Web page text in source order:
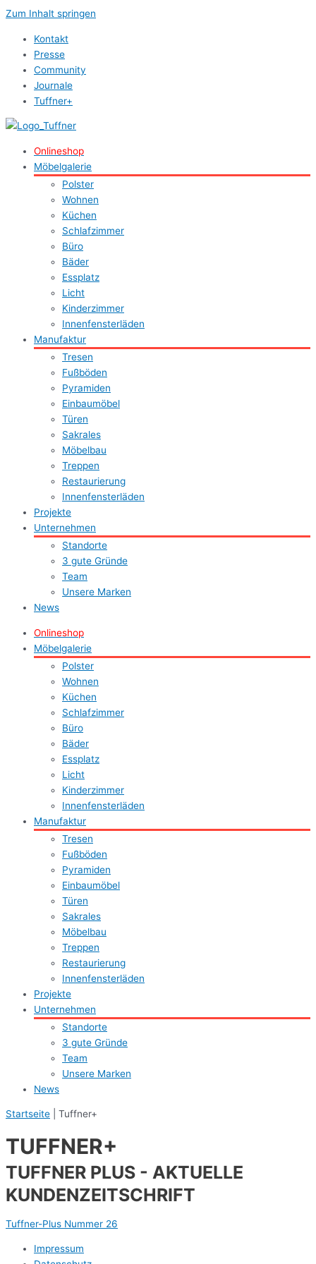
Zum Inhalt springen
Kontakt
Presse
Community
Journale
Tuffner+
Onlineshop
Möbelgalerie
Polster
Wohnen
Küchen
Schlafzimmer
Büro
Bäder
Essplatz
Licht
Kinderzimmer
Innenfensterläden
Manufaktur
Tresen
Fußböden
Pyramiden
Einbaumöbel
Türen
Sakrales
Möbelbau
Treppen
Restaurierung
Innenfensterläden
Projekte
Unternehmen
Standorte
3 gute Gründe
Team
Unsere Marken
News
Onlineshop
Möbelgalerie
Polster
Wohnen
Küchen
Schlafzimmer
Büro
Bäder
Essplatz
Licht
Kinderzimmer
Innenfensterläden
Manufaktur
Tresen
Fußböden
Pyramiden
Einbaumöbel
Türen
Sakrales
Möbelbau
Treppen
Restaurierung
Innenfensterläden
Projekte
Unternehmen
Standorte
3 gute Gründe
Team
Unsere Marken
News
Startseite Tuffner+
TUFFNER+
TUFFNER PLUS - AKTUELLE
KUNDENZEITSCHRIFT
Tuffner-Plus Nummer 26
Impressum